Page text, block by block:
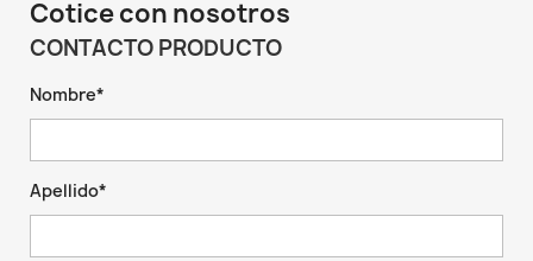
Cotice con nosotros
CONTACTO PRODUCTO
Nombre*
Apellido*